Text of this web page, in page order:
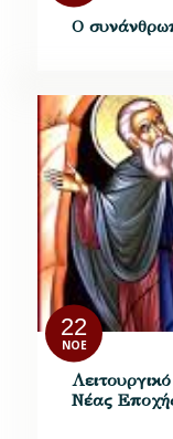
Ο
22
ΝΟΈ
Νέας